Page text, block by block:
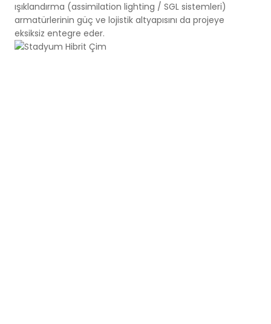
ışıklandırma (assimilation lighting / SGL sistemleri)
armatürlerinin güç ve lojistik altyapısını da projeye
eksiksiz entegre eder.